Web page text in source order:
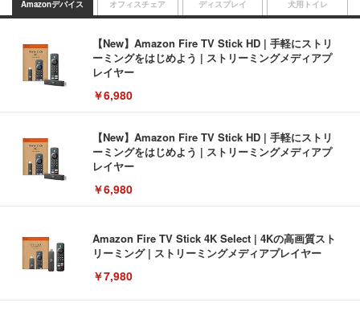
Amazonデバイス
【New】Amazon Fire TV Stick HD | 手軽にストリ
ーミングをはじめよう | ストリーミングメディアプ
レイヤー
￥6,980
【New】Amazon Fire TV Stick HD | 手軽にストリ
ーミングをはじめよう | ストリーミングメディアプ
レイヤー
￥6,980
Amazon Fire TV Stick 4K Select | 4Kの高画質スト
リーミング | ストリーミングメディアプレイヤー
￥7,980
オフィスチェア ディスプレイ 犬用トイレ